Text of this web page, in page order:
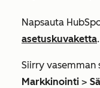
Napsauta
asetuskuvaketta.
Siirry vasemman
Markkinointi >